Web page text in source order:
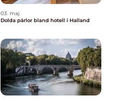
03. maj
Dolda pärlor bland hotell i Halland